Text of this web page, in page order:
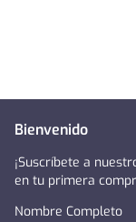
Bienvenido
¡Suscríbete a
en tu primera
Nombre Completo